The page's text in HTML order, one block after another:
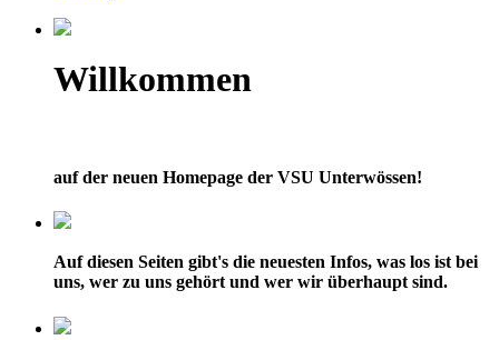
Willkommen
auf der neuen Homepage der VSU Unterwössen!
Auf diesen Seiten gibt's die neuesten Infos, was los ist bei
uns, wer zu uns gehört und wer wir überhaupt sind.